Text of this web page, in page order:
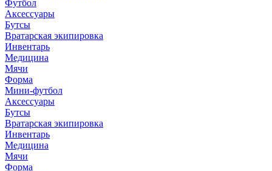
Футбол
Аксессуары
Бутсы
Вратарская экипировка
Инвентарь
Медицина
Мячи
Форма
Мини-футбол
Аксессуары
Бутсы
Вратарская экипировка
Инвентарь
Медицина
Мячи
Форма